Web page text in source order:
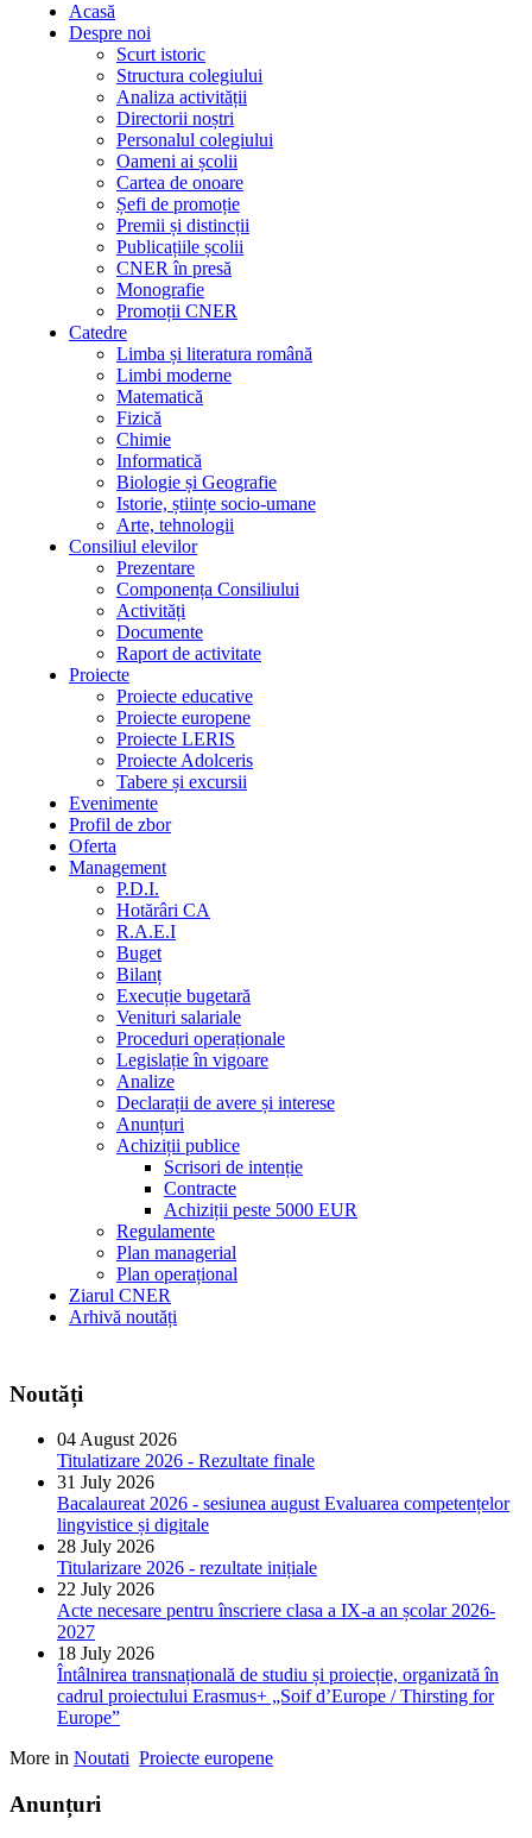
Acasă
Despre noi
Scurt istoric
Structura colegiului
Analiza activității
Directorii noștri
Personalul colegiului
Oameni ai școlii
Cartea de onoare
Șefi de promoție
Premii și distincții
Publicațiile școlii
CNER în presă
Monografie
Promoții CNER
Catedre
Limba și literatura română
Limbi moderne
Matematică
Fizică
Chimie
Informatică
Biologie și Geografie
Istorie, științe socio-umane
Arte, tehnologii
Consiliul elevilor
Prezentare
Componența Consiliului
Activități
Documente
Raport de activitate
Proiecte
Proiecte educative
Proiecte europene
Proiecte LERIS
Proiecte Adolceris
Tabere și excursii
Evenimente
Profil de zbor
Oferta
Management
P.D.I.
Hotărâri CA
R.A.E.I
Buget
Bilanț
Execuție bugetară
Venituri salariale
Proceduri operaționale
Legislație în vigoare
Analize
Declarații de avere și interese
Anunțuri
Achiziții publice
Scrisori de intenție
Contracte
Achiziții peste 5000 EUR
Regulamente
Plan managerial
Plan operațional
Ziarul CNER
Arhivă noutăți
Noutăți
04 August 2026
Titulatizare 2026 - Rezultate finale
31 July 2026
Bacalaureat 2026 - sesiunea august Evaluarea competențelor
lingvistice și digitale
28 July 2026
Titularizare 2026 - rezultate inițiale
22 July 2026
Acte necesare pentru înscriere clasa a IX-a an școlar 2026-
2027
18 July 2026
Întâlnirea transnațională de studiu și proiecție, organizată în
cadrul proiectului Erasmus+ „Soif d’Europe / Thirsting for
Europe”
More in Noutati Proiecte europene
Anunțuri